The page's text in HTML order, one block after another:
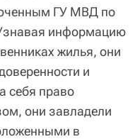
ГУ МВД по
информацию
жилья, они
и
себя право
они завладели
в